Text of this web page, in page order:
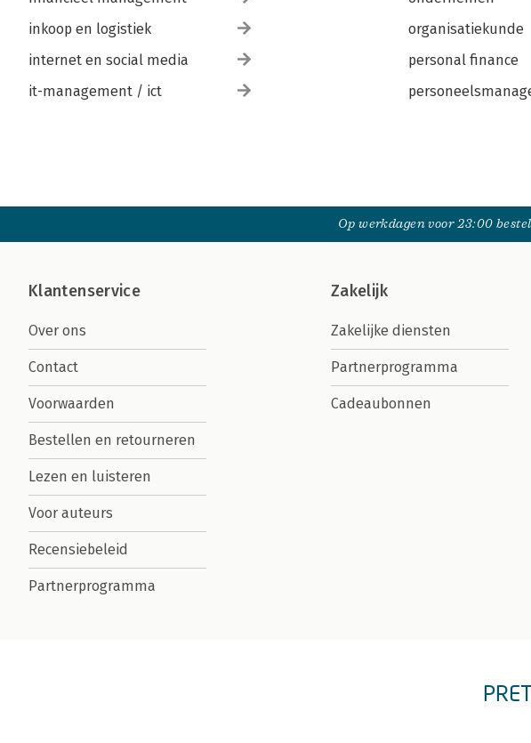
inkoop en logistiek
internet en social media
it-management / ict
organisatiekunde
personal finance
Op werkdagen voor 23:00
Klantenservice
Over ons
Contact
Voorwaarden
Bestellen en retourneren
Lezen en luisteren
Voor auteurs
Recensiebeleid
Partnerprogramma
Zakelijk
Zakelijke diensten
Partnerprogramma
Cadeaubonnen